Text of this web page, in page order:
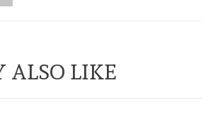
ALSO LIKE